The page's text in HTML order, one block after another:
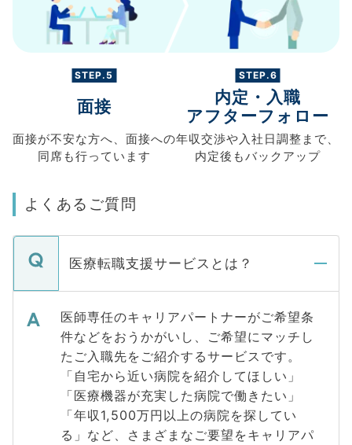
STEP.5
面接
面接が不安な方へ、 面接への
同席も行っています
STEP.6
内定・入職
アフターフォロー
年収交渉や 入社日調整まで、
内定後もバックアップ
よくあるご質問
医療転職支援サービスとは？
医師専任のキャリアパートナーがご希望条
件などをおうかがいし、ご希望にマッチし
たご入職先をご紹介するサービスです。
「自宅から近い病院を紹介してほしい」
「医療機器が充実した病院で働きたい」
「年収1,500万円以上の病院を探してい
る」など、さまざまなご要望をキャリアパ